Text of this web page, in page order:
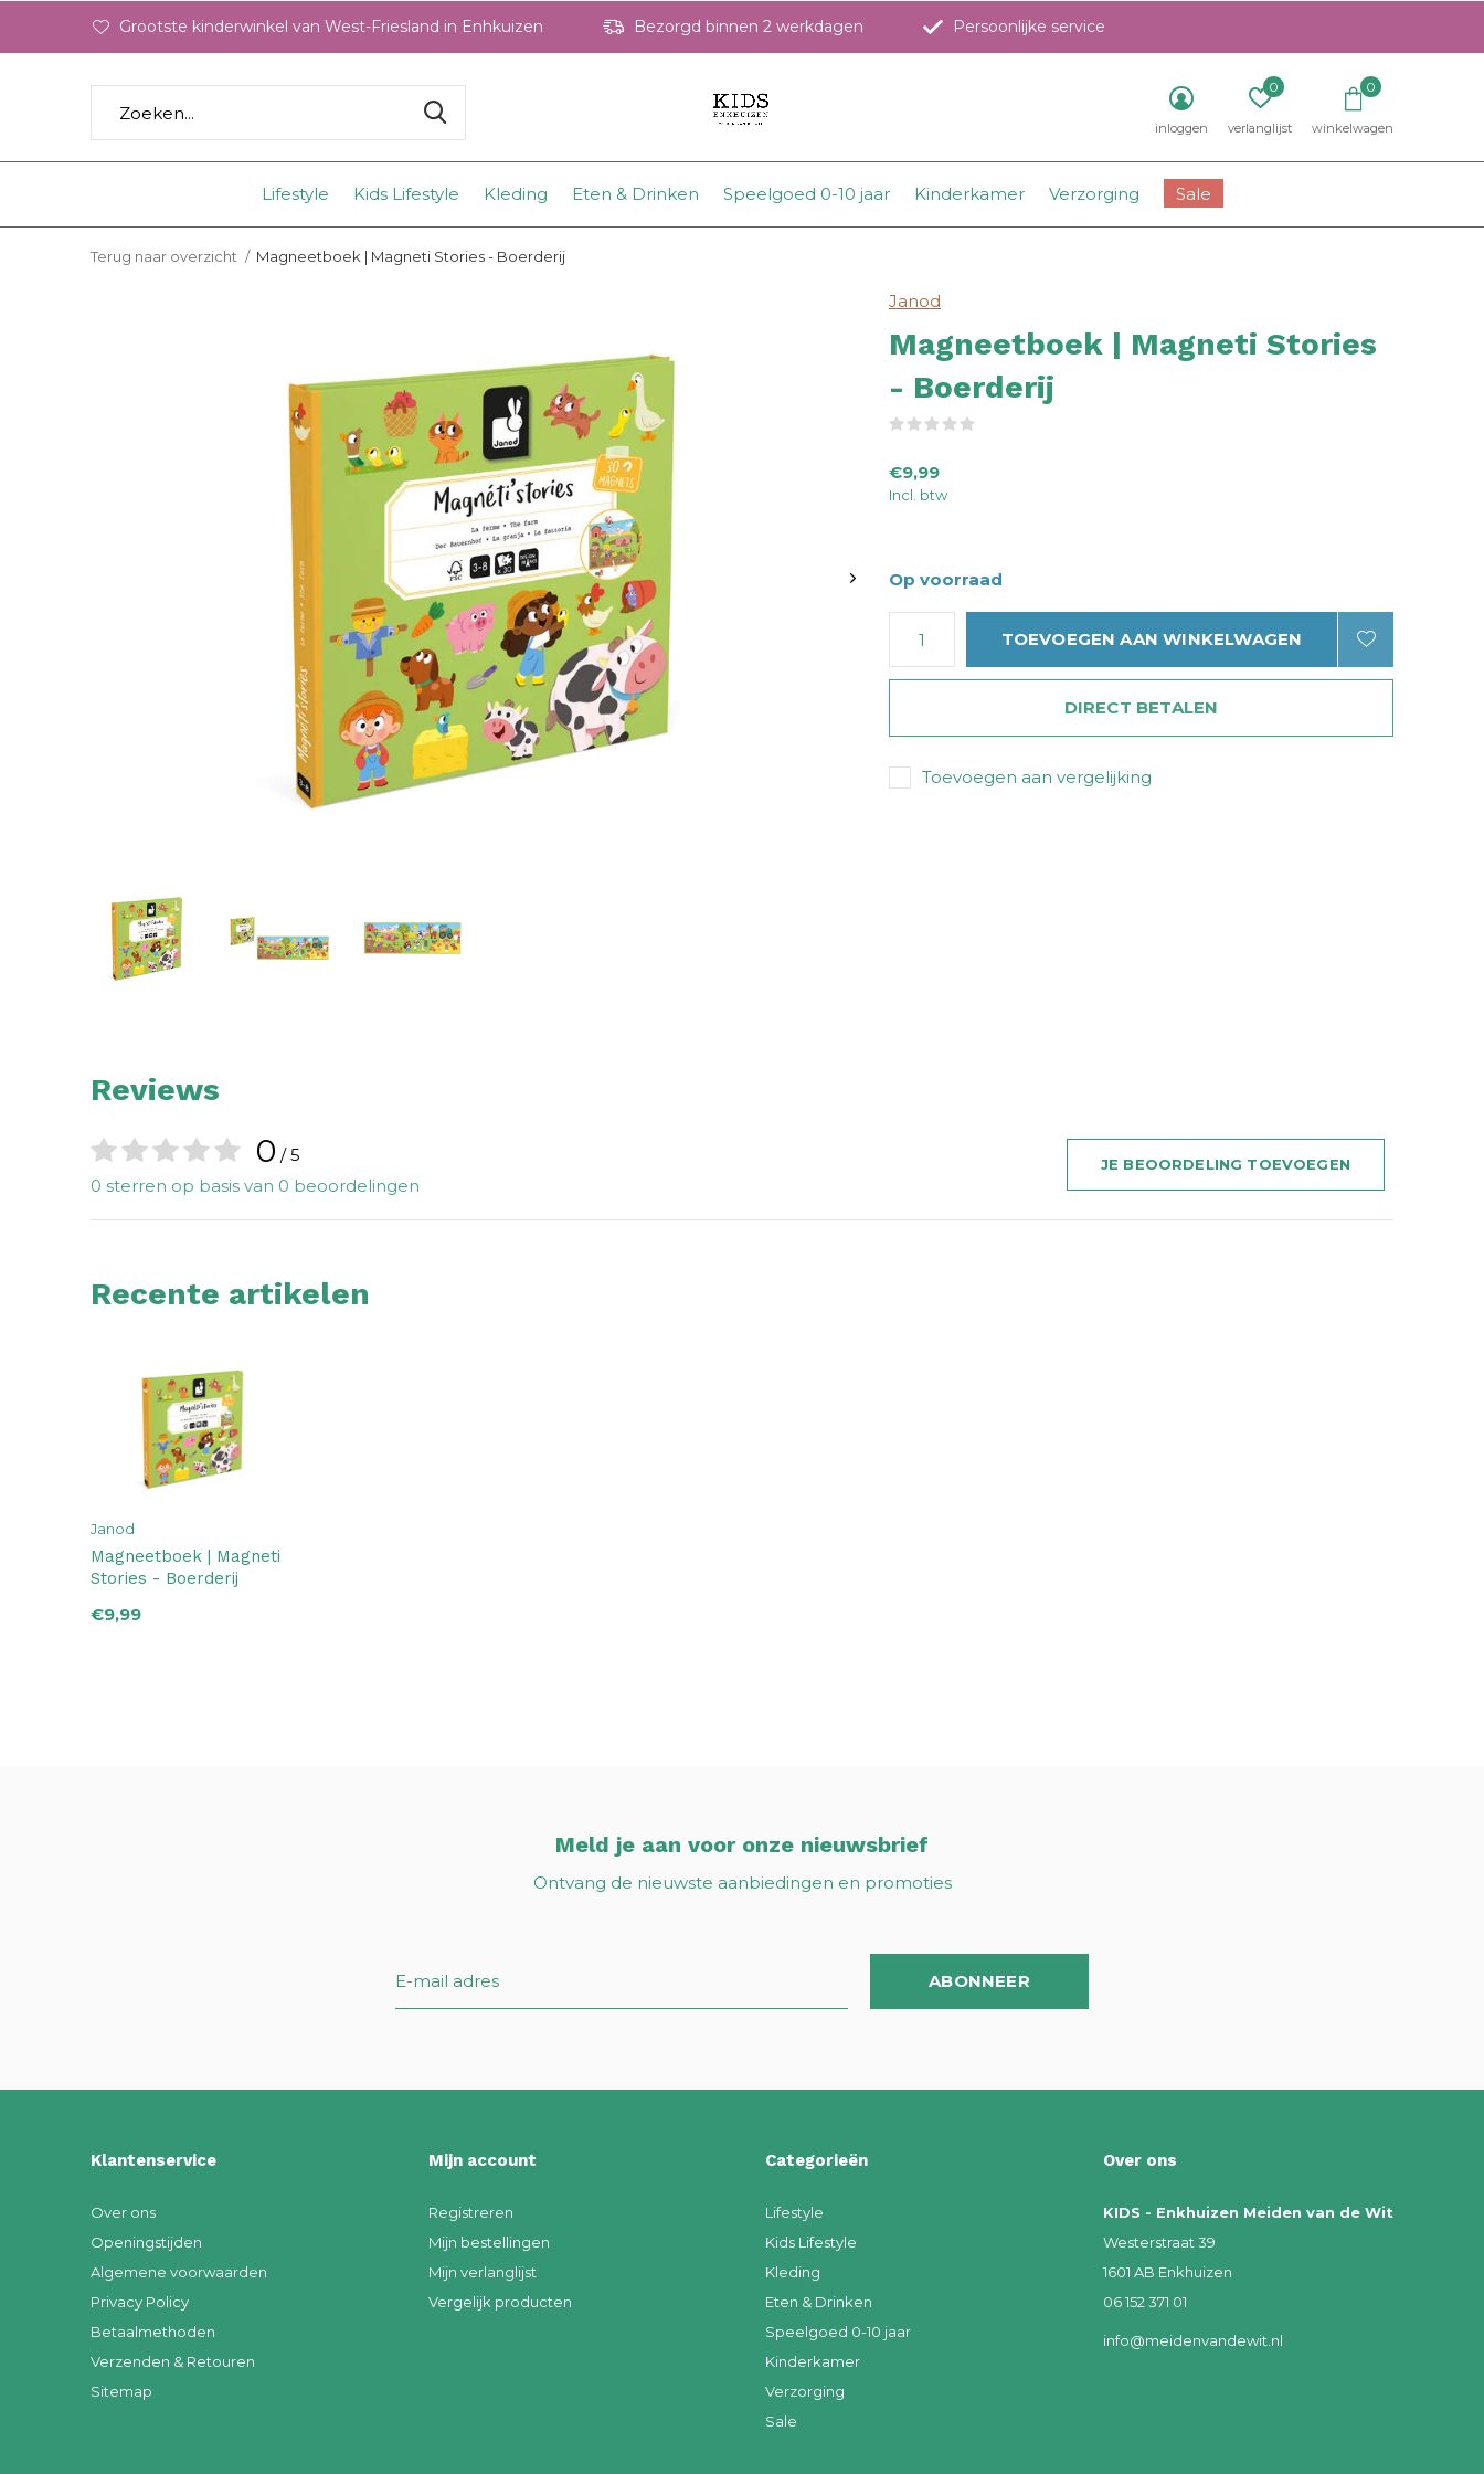
Lifestyle Kids Lifestyle Kleding Eten & Drinken Speelgoed 0-10 jaar Kinderkamer Verzorging Sale
inloggen verlanglijst
0
winkelwagen
0
Grootste kinderwinkel van West-Friesland in Enhkuizen Bezorgd binnen 2 werkdagen Persoonlijke service
Terug naar overzicht Magneetboek | Magneti Stories - Boerderij
Janod
Magneetboek | Magneti Stories
- Boerderij
€9,99
Incl. btw
Op voorraad
TOEVOEGEN AAN WINKELWAGEN
DIRECT BETALEN
Toevoegen aan vergelijking
Reviews
0 / 5
0 sterren op basis van 0 beoordelingen
JE BEOORDELING TOEVOEGEN
Recente artikelen
Janod
Magneetboek | Magneti
Stories - Boerderij
€9,99
Meld je aan voor onze nieuwsbrief
Ontvang de nieuwste aanbiedingen en promoties
ABONNEER
Klantenservice
Over ons
Openingstijden
Algemene voorwaarden
Privacy Policy
Betaalmethoden
Verzenden & Retouren
Sitemap
Mijn account
Registreren
Mijn bestellingen
Mijn verlanglijst
Vergelijk producten
Categorieën
Lifestyle
Kids Lifestyle
Kleding
Eten & Drinken
Speelgoed 0-10 jaar
Kinderkamer
Verzorging
Sale
Over ons
KIDS - Enkhuizen Meiden van de Wit
Westerstraat 39
1601 AB Enkhuizen
06 152 371 01
info@meidenvandewit.nl